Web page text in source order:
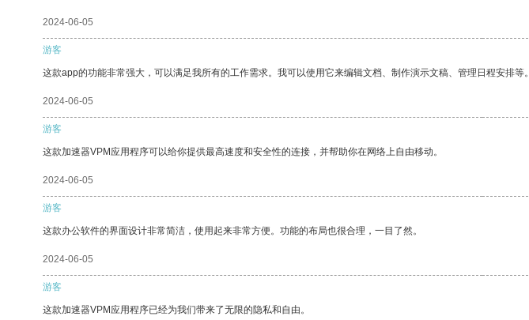
2024-06-05
游客
这款app的功能非常强大，可以满足我所有的工作需求。我可以使用它来编辑文档、制作演示文稿、管理日程安排等。
2024-06-05
游客
这款加速器VPM应用程序可以给你提供最高速度和安全性的连接，并帮助你在网络上自由移动。
2024-06-05
游客
这款办公软件的界面设计非常简洁，使用起来非常方便。功能的布局也很合理，一目了然。
2024-06-05
游客
这款加速器VPM应用程序已经为我们带来了无限的隐私和自由。